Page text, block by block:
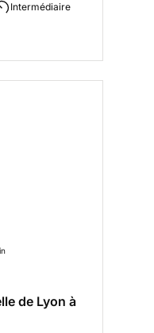
Intermédiaire
de Lyon à